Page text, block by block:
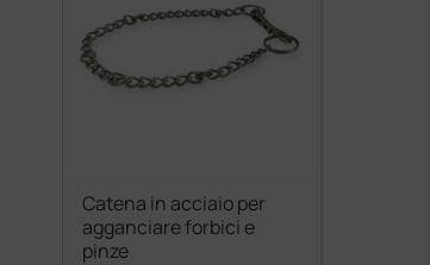
Catena in acciaio per
agganciare forbici e
pinze